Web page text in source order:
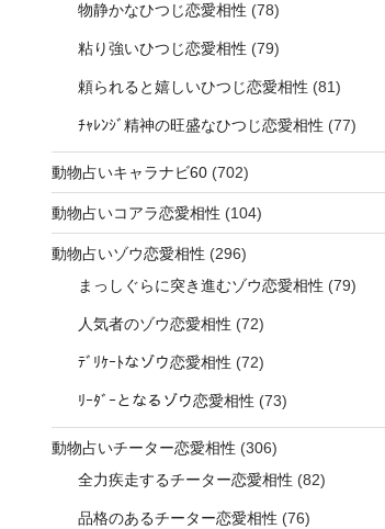
物静かなひつじ恋愛相性 (78)
粘り強いひつじ恋愛相性 (79)
頼られると嬉しいひつじ恋愛相性 (81)
ﾁｬﾚﾝｼﾞ精神の旺盛なひつじ恋愛相性 (77)
動物占いキャラナビ60(702)
動物占いコアラ恋愛相性 (104)
動物占いゾウ恋愛相性 (296)
まっしぐらに突き進むゾウ恋愛相性 (79)
人気者のゾウ恋愛相性 (72)
ﾃﾞﾘｹｰﾄなゾウ恋愛相性 (72)
ﾘｰﾀﾞｰとなるゾウ恋愛相性 (73)
動物占いチーター恋愛相性 (306)
全力疾走するチーター恋愛相性 (82)
品格のあるチーター恋愛相性 (76)